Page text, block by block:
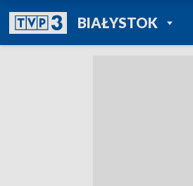
BIAŁYSTOKPOWRÓT DO
TVP REGIONY